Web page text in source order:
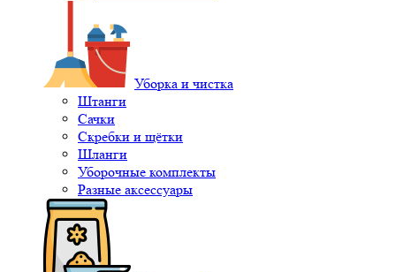
Уборка и чистка
Штанги
Сачки
Скребки и щётки
Шланги
Уборочные комплекты
Разные аксессуары